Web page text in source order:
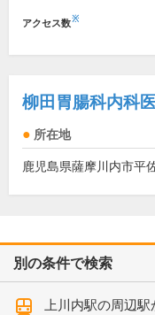
アクセス数※
柳田胃腸科内科
所在地
鹿児島県薩摩川内市平
別の条件で検索
上川内駅の周辺